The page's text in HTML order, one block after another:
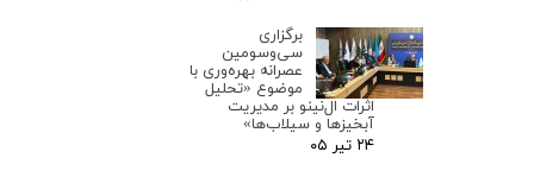
برگزاری
سی‌وسومین
عصرانه بهره‌وری با
موضوع «تحلیل
اثرات ال‌نینو بر مدیریت
آبخیزها و سیلاب‌ها»
۲۴ تیر ۰۵